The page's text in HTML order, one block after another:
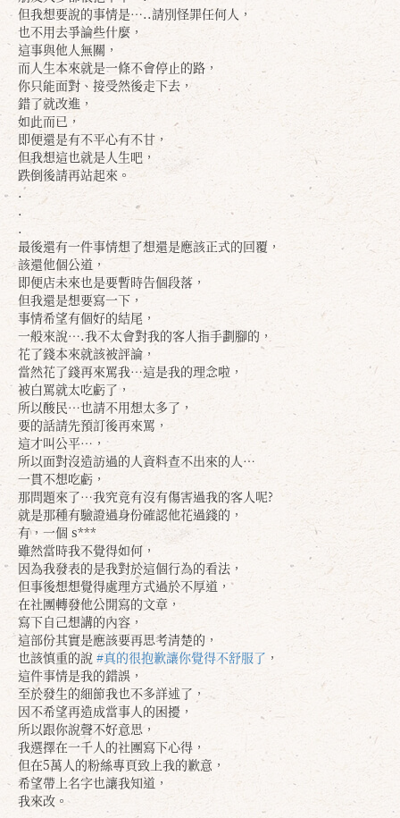
但我想要說的事情是…..請別怪罪任何人，
也不用去爭論些什麼，
這事與他人無關，
而人生本來就是一條不會停止的路，
你只能面對、接受然後走下去，
錯了就改進，
如此而已，
即便還是有不平心有不甘，
但我想這也就是人生吧，
跌倒後請再站起來。
.
.
.
最後還有一件事情想了想還是應該正式的回覆，
該還他個公道，
即便店未來也是要暫時告個段落，
但我還是想要寫一下，
事情希望有個好的結尾，
一般來說….我不太會對我的客人指手劃腳的，
花了錢本來就該被評論，
當然花了錢再來罵我…這是我的理念啦，
被白罵就太吃虧了，
所以酸民…也請不用想太多了，
要的話請先預訂後再來罵，
這才叫公平…，
所以面對沒造訪過的人資料查不出來的人…
一貫不想吃虧，
那問題來了…我究竟有沒有傷害過我的客人呢?
就是那種有驗證過身份確認他花過錢的，
有，一個 s***
雖然當時我不覺得如何，
因為我發表的是我對於這個行為的看法，
但事後想想覺得處理方式過於不厚道，
在社團轉發他公開寫的文章，
寫下自己想講的內容，
這部份其實是應該要再思考清楚的，
也該慎重的說 #真的很抱歉讓你覺得不舒服了 ，
這件事情是我的錯誤，
至於發生的細節我也不多詳述了，
因不希望再造成當事人的困擾，
所以跟你說聲不好意思，
我選擇在一千人的社團寫下心得，
但在5萬人的粉絲專頁致上我的歉意，
希望帶上名字也讓我知道，
我來改。
確定